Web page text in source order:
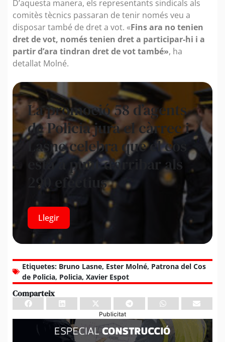
D’aquesta manera, els representants sindicals als
comitès tècnics passaran de tenir només veu a
disposar també de dret a vot. «Fins ara no tenien
dret de vot, només tenien dret a participar-hi i a
partir d’ara tindran dret de vot també», ha
detallat Molné.
La promoció 58 d’agents
de Policia jura el càrrec i
Lasne celebra que el cos
està a punt d’arribar als
290 efectius
Llegir
Etiquetes: Bruno Lasne, Ester Molné, Patrona del Cos
de Policia, Policia, Xavier Espot
Comparteix
Publicitat